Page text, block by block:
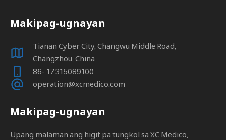
Makipag-ugnayan
Tianan Cyber ​​City, Changwu Middle Road,
Changzhou, China
86- 17315089100
operation@xcmedico.com
Makipag-ugnayan
Upang malaman ang higit pa tungkol sa XC Medico,